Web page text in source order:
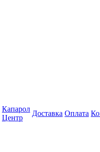
Капарол
Центр
Доставка Оплата